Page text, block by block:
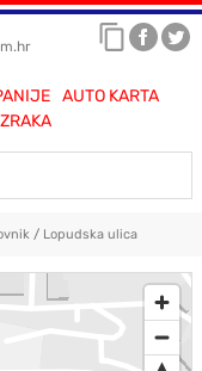
AUTO KARTA
/ Lopudska ulica